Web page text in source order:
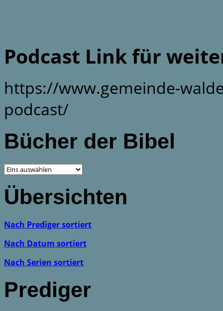
Podcast Link für
https://www.gemeinde-
podcast/
Bücher der Bibel
Übersichten
Nach Prediger sortiert
Nach Datum sortiert
Nach Serien sortiert
Prediger